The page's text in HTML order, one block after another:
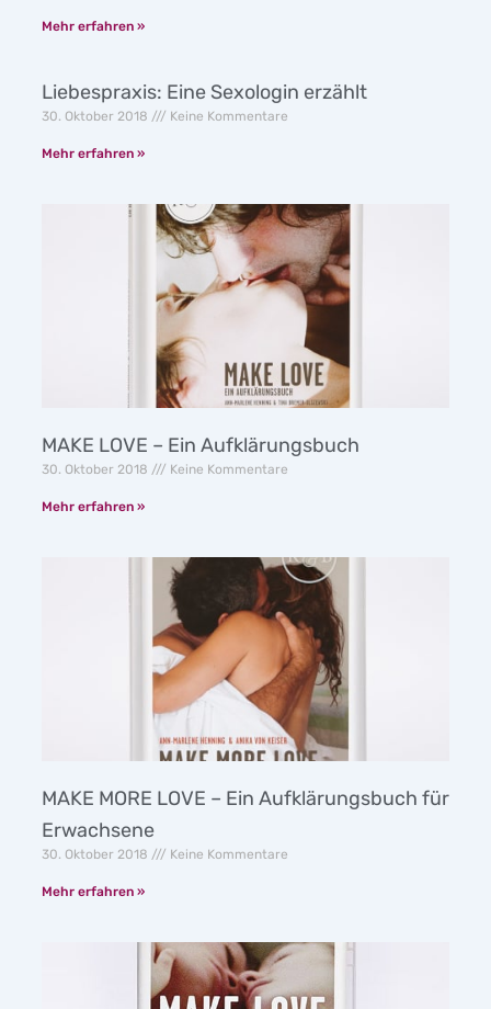
Mehr erfahren »
Liebespraxis: Eine Sexologin erzählt
30. Oktober 2018 Keine Kommentare
Mehr erfahren »
MAKE LOVE – Ein Aufklärungsbuch
30. Oktober 2018 Keine Kommentare
Mehr erfahren »
MAKE MORE LOVE – Ein Aufklärungsbuch für
Erwachsene
30. Oktober 2018 Keine Kommentare
Mehr erfahren »